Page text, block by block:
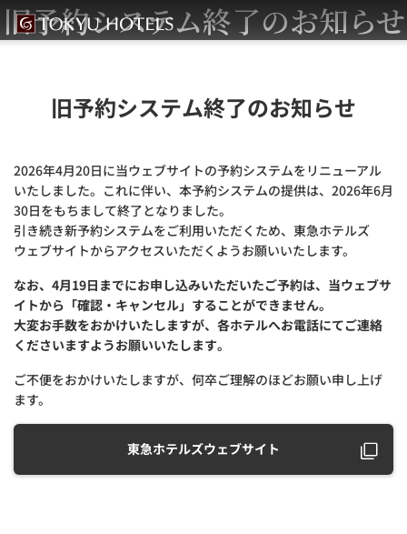
旧予約システム終了のお知らせ
旧予約システム終了のお知らせ
2026年4月20日に当ウェブサイトの予約システムをリニューアル
いたしました。これに伴い、本予約システムの提供は、2026年6月
30日をもちまして終了となりました。
引き続き新予約システムをご利用いただくため、東急ホテルズ
ウェブサイトからアクセスいただくようお願いいたします。
なお、4月19日までにお申し込みいただいたご予約は、当ウェブサ
イトから「確認・キャンセル」することができません。
大変お手数をおかけいたしますが、各ホテルへお電話にてご連絡
くださいますようお願いいたします。
ご不便をおかけいたしますが、何卒ご理解のほどお願い申し上げ
ます。
東急ホテルズウェブサイト